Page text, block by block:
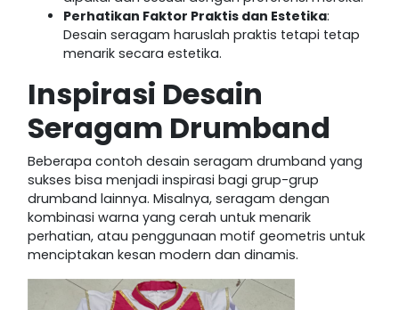
Perhatikan Faktor Praktis dan Estetika:
Desain seragam haruslah praktis tetapi tetap
menarik secara estetika.
Inspirasi Desain
Seragam Drumband
Beberapa contoh desain seragam drumband yang
sukses bisa menjadi inspirasi bagi grup-grup
drumband lainnya. Misalnya, seragam dengan
kombinasi warna yang cerah untuk menarik
perhatian, atau penggunaan motif geometris untuk
menciptakan kesan modern dan dinamis.